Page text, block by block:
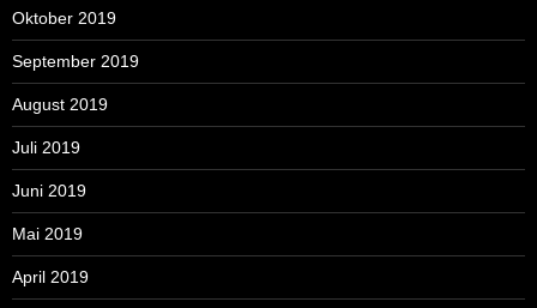
Oktober 2019
September 2019
August 2019
Juli 2019
Juni 2019
Mai 2019
April 2019